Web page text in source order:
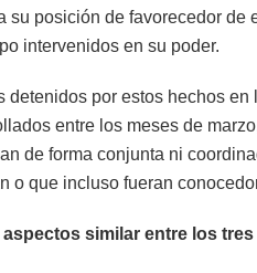
su posición de favorecedor
intervenidos en su poder.
detenidos por estos hechos
entre los meses de
de forma conjunta ni
o que incluso fueran
aspectos similar entre los